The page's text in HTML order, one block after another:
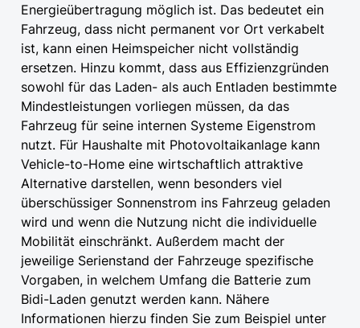
Energieübertragung möglich ist. Das bedeutet ein
Fahrzeug, dass nicht permanent vor Ort verkabelt
ist, kann einen Heimspeicher nicht vollständig
ersetzen. Hinzu kommt, dass aus Effizienzgründen
sowohl für das Laden- als auch Entladen bestimmte
Mindestleistungen vorliegen müssen, da das
Fahrzeug für seine internen Systeme Eigenstrom
nutzt. Für Haushalte mit Photovoltaikanlage kann
Vehicle-to-Home eine wirtschaftlich attraktive
Alternative darstellen, wenn besonders viel
überschüssiger Sonnenstrom ins Fahrzeug geladen
wird und wenn die Nutzung nicht die individuelle
Mobilität einschränkt. Außerdem macht der
jeweilige Serienstand der Fahrzeuge spezifische
Vorgaben, in welchem Umfang die Batterie zum
Bidi-Laden genutzt werden kann. Nähere
Informationen hierzu finden Sie zum Beispiel unter